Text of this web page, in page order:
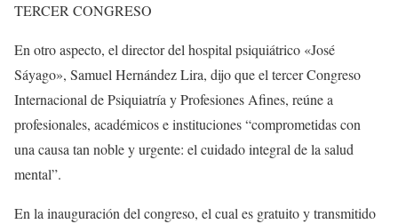
TERCER CONGRESO
En otro aspecto, el director del hospital psiquiátrico «José
Sáyago», Samuel Hernández Lira, dijo que el tercer Congreso
Internacional de Psiquiatría y Profesiones Afines, reúne a
profesionales, académicos e instituciones “comprometidas con
una causa tan noble y urgente: el cuidado integral de la salud
mental”.
En la inauguración del congreso, el cual es gratuito y transmitido